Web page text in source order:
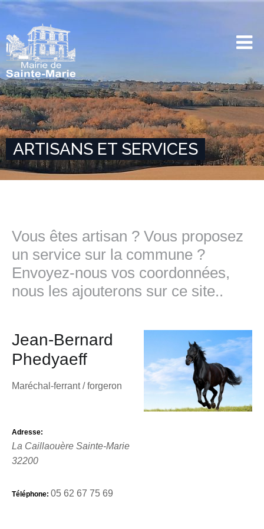
ARTISANS ET SERVICES
Vous êtes artisan ? Vous proposez
un service sur la commune ?
Envoyez-nous vos coordonnées,
nous les ajouterons sur ce site..
Jean-Bernard
Phedyaeff
Maréchal-ferrant / forgeron
Adresse:
La Caillaouère Sainte-Marie
32200
Téléphone: 05 62 67 75 69